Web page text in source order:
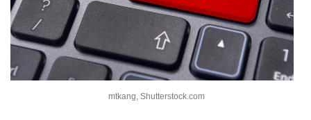
mtkang, Shutterstock.com